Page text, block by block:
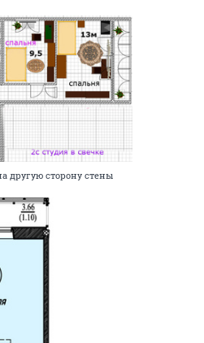
другую сторону стены